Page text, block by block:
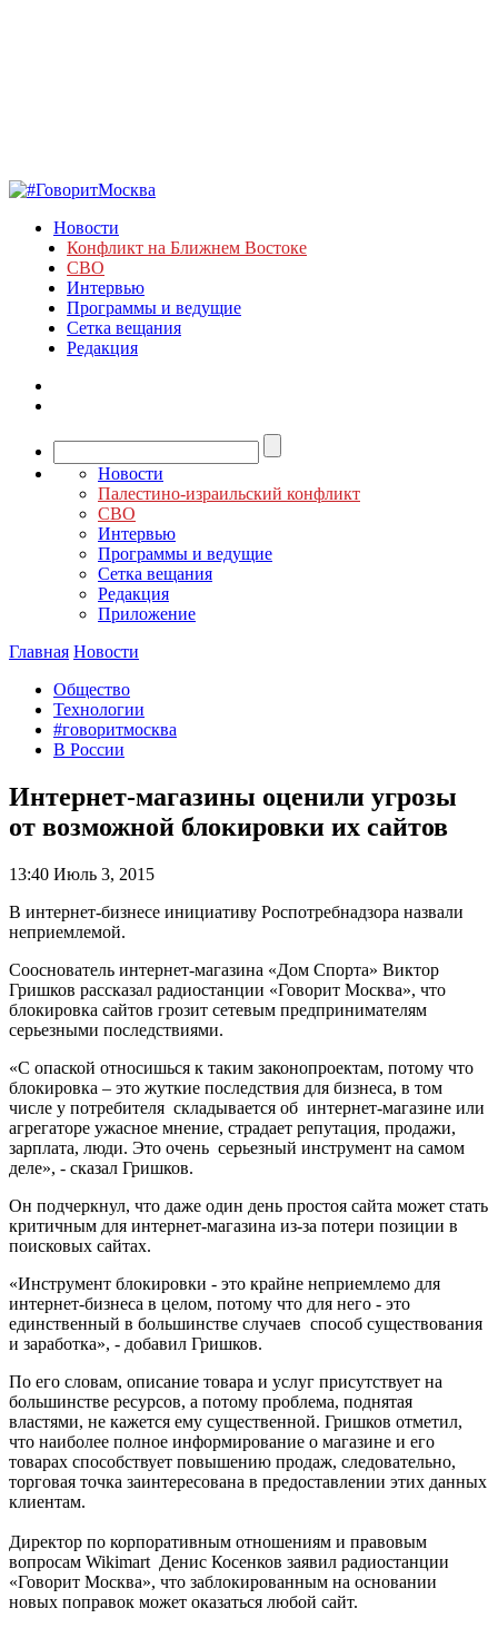
Новости
Конфликт на Ближнем Востоке
СВО
Интервью
Программы и ведущие
Сетка вещания
Редакция
Новости
Палестино-израильский конфликт
СВО
Интервью
Программы и ведущие
Сетка вещания
Редакция
Приложение
Главная Новости
Общество
Технологии
#говоритмосква
В России
Интернет-магазины оценили угрозы
от возможной блокировки их сайтов
13:40 Июль 3, 2015
В интернет-бизнесе инициативу Роспотребнадзора назвали
неприемлемой.
Сооснователь интернет-магазина «Дом Спорта» Виктор
Гришков рассказал радиостанции «Говорит Москва», что
блокировка сайтов грозит сетевым предпринимателям
серьезными последствиями.
«С опаской относишься к таким законопроектам, потому что
блокировка – это жуткие последствия для бизнеса, в том
числе у потребителя складывается об интернет-магазине или
агрегаторе ужасное мнение, страдает репутация, продажи,
зарплата, люди. Это очень серьезный инструмент на самом
деле», - сказал Гришков.
Он подчеркнул, что даже один день простоя сайта может стать
критичным для интернет-магазина из-за потери позиции в
поисковых сайтах.
«Инструмент блокировки - это крайне неприемлемо для
интернет-бизнеса в целом, потому что для него - это
единственный в большинстве случаев способ существования
и заработка», - добавил Гришков.
По его словам, описание товара и услуг присутствует на
большинстве ресурсов, а потому проблема, поднятая
властями, не кажется ему существенной. Гришков отметил,
что наиболее полное информирование о магазине и его
товарах способствует повышению продаж, следовательно,
торговая точка заинтересована в предоставлении этих данных
клиентам.
Директор по корпоративным отношениям и правовым
вопросам Wikimart Денис Косенков заявил радиостанции
«Говорит Москва», что заблокированным на основании
новых поправок может оказаться любой сайт.